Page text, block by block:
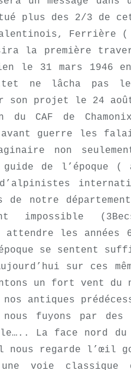
plus des 2/3 de
Ferrière (
la première
le 31 mars 1946 en
ne lâcha pas
son projet le 24 août
CAF de
guerre les
non
guide de l’époque
notre
impossible
les années
se sentent
sur ces
un fort vent du
antiques
fuyons par des
La face nord du
nous regarde l’œil
voie classique